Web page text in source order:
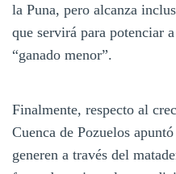
la Puna, pero alcanza
que servirá para potenciar
“ganado menor”.
Finalmente, respecto al
Cuenca de Pozuelos
generen a través del